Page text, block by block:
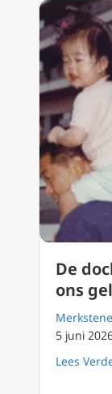
De
ons
5 juni
Lees